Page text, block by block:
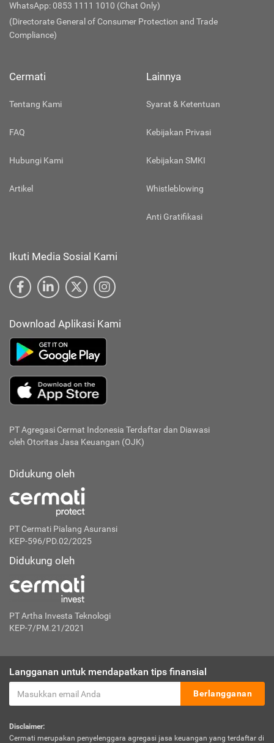
WhatsApp: 0853 1111 1010 (Chat Only)
(Directorate General of Consumer Protection and Trade
Compliance)
Cermati
Tentang Kami
FAQ
Hubungi Kami
Artikel
Lainnya
Syarat & Ketentuan
Kebijakan Privasi
Kebijakan SMKI
Whistleblowing
Anti Gratifikasi
Ikuti Media Sosial Kami
Download Aplikasi Kami
PT Agregasi Cermat Indonesia Terdaftar dan Diawasi
oleh Otoritas Jasa Keuangan (OJK)
Didukung oleh
PT Cermati Pialang Asuransi
KEP-596/PD.02/2025
Didukung oleh
PT Artha Investa Teknologi
KEP-7/PM.21/2021
Langganan untuk mendapatkan tips finansial
Berlangganan
Disclaimer:
Cermati merupakan penyelenggara agregasi jasa keuangan yang terdaftar di